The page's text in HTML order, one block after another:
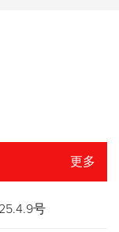
更多
号